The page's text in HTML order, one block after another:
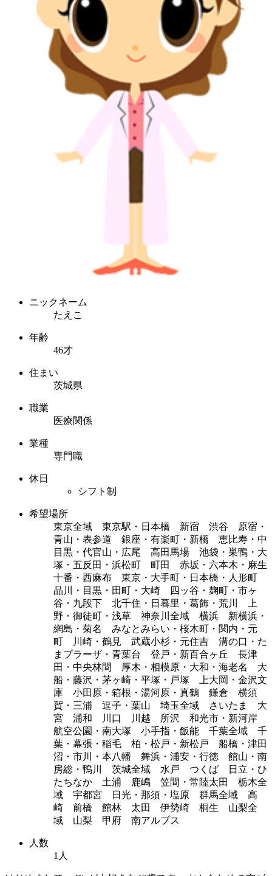
ニックネーム
たえこ
年齢
46才
住まい
茨城県
職業
医療関係
業種
専門職
休日
シフト制
希望場所
東京全域 東京駅・日本橋 新宿 渋谷 原宿・
青山・表参道 銀座・有楽町・新橋 恵比寿・中
目黒・代官山・広尾 高田馬場 池袋・巣鴨・大
塚・五反田・浜松町 町田 赤坂・六本木・麻生
十番・西麻布 東京・大手町・日本橋・人形町
品川・目黒・田町・大崎 四ッ谷・麹町・市ヶ
谷・九段下 北千住・日暮里・葛飾・荒川 上
野・御徒町・浅草 神奈川全域 横浜 新横浜・
網島・菊名 みなとみらい・桜木町・関内・元
町 川崎・鶴見 武蔵小杉・元住吉 溝の口・た
まプラーザ・青葉台 登戸・新百合ヶ丘 長津
田・中央林間 厚木・相模原・大和・海老名 大
船・藤沢・茅ヶ崎・平塚・戸塚 上大岡・金沢文
庫 小田原・箱根・湯河原・真鶴 鎌倉 横須
賀・三浦 逗子・葉山 埼玉全域 さいたま 大
宮 浦和 川口 川越 所沢 和光市・新河岸
航空公園・南大塚 小手指・飯能 千葉全域 千
葉・幕張・稲毛 柏・松戸・新松戸 船橋・津田
沼・市川・本八幡 舞浜・浦安・行徳 館山・南
房総・鴨川 茨城全域 水戸 つくば 日立・ひ
たちなか 土浦 鹿嶋 笠間・常陸太田 栃木全
域 宇都宮 日光・那須・塩原 群馬全域 高
崎 前橋 館林 太田 伊勢崎 桐生 山梨全
域 山梨 甲府 南アルプス
人数
1人